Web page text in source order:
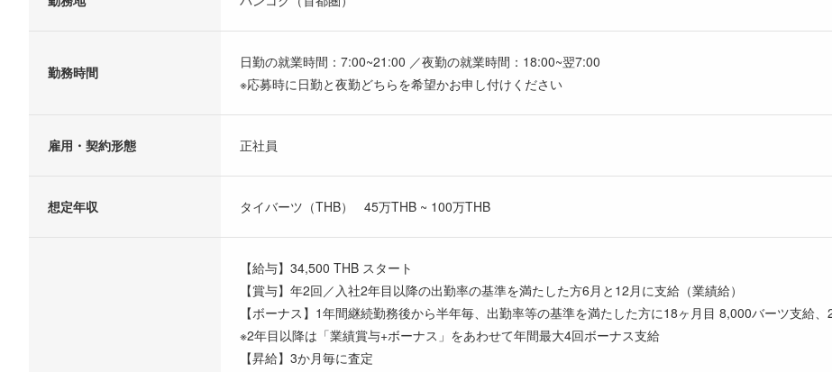
勤務時間
日勤の就業時間：7:00~21:00 ／夜勤の就業時間：18:00~翌7:00
※応募時に日勤と夜勤どちらを希望かお申し付けください
雇用・契約形態 正社員
想定年収 タイバーツ（THB） 45万THB ~ 100万THB
【給与】34,500 THB スタート
【賞与】年2回／入社2年目以降の出勤率の基準を満たした方6月と12月に支給（業績給）
【ボーナス】1年間継続勤務後から半年毎、出勤率等の基準を満たした方に18ヶ月目 8,000バーツ支給
※2年目以降は「業績賞与+ボーナス」をあわせて年間最大4回ボーナス支給
【昇給】3か月毎に査定